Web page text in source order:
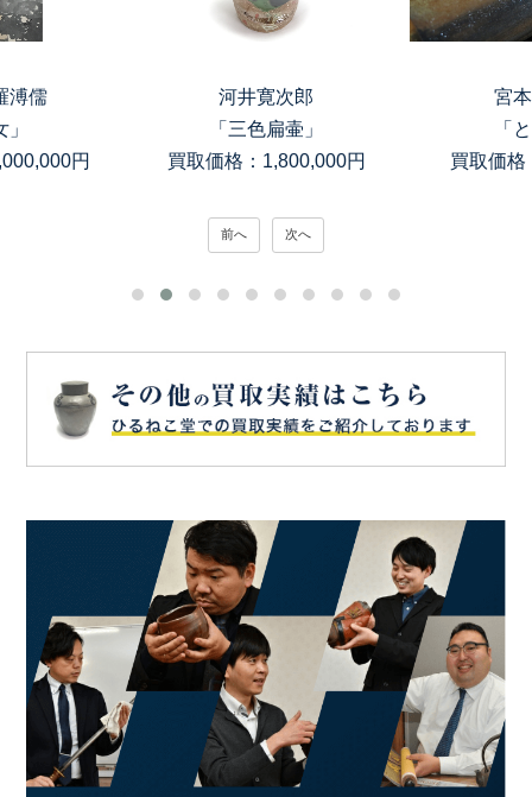
溥儒
円
河井寛次郎
「三色扁壷」
買取価格：1,800,000円
宮
「
買取価格
前へ 次へ